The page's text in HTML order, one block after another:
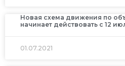
Новая схема движения по
начинает действовать с 12
01.07.2021